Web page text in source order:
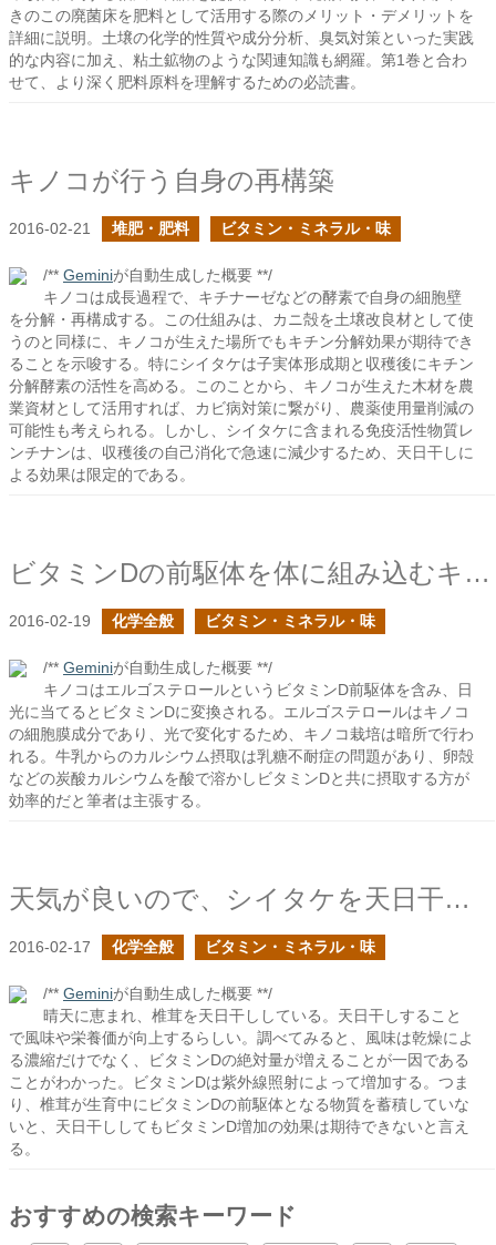
きのこの廃菌床を肥料として活用する際のメリット・デメリットを
詳細に説明。土壌の化学的性質や成分分析、臭気対策といった実践
的な内容に加え、粘土鉱物のような関連知識も網羅。第1巻と合わ
せて、より深く肥料原料を理解するための必読書。
キノコが行う自身の再構築
2016-02-21 堆肥・肥料 ビタミン・ミネラル・味
/** Geminiが自動生成した概要 **/
キノコは成長過程で、キチナーゼなどの酵素で自身の細胞壁
を分解・再構成する。この仕組みは、カニ殻を土壌改良材として使
うのと同様に、キノコが生えた場所でもキチン分解効果が期待でき
ることを示唆する。特にシイタケは子実体形成期と収穫後にキチン
分解酵素の活性を高める。このことから、キノコが生えた木材を農
業資材として活用すれば、カビ病対策に繋がり、農薬使用量削減の
可能性も考えられる。しかし、シイタケに含まれる免疫活性物質レ
ンチナンは、収穫後の自己消化で急速に減少するため、天日干しに
よる効果は限定的である。
ビタミンDの前駆体を体に組み込むキノコたち
2016-02-19 化学全般 ビタミン・ミネラル・味
/** Geminiが自動生成した概要 **/
キノコはエルゴステロールというビタミンD前駆体を含み、日
光に当てるとビタミンDに変換される。エルゴステロールはキノコ
の細胞膜成分であり、光で変化するため、キノコ栽培は暗所で行わ
れる。牛乳からのカルシウム摂取は乳糖不耐症の問題があり、卵殻
などの炭酸カルシウムを酸で溶かしビタミンDと共に摂取する方が
効率的だと筆者は主張する。
天気が良いので、シイタケを天日干しするってよ
2016-02-17 化学全般 ビタミン・ミネラル・味
/** Geminiが自動生成した概要 **/
晴天に恵まれ、椎茸を天日干ししている。天日干しすること
で風味や栄養価が向上するらしい。調べてみると、風味は乾燥によ
る濃縮だけでなく、ビタミンDの絶対量が増えることが一因である
ことがわかった。ビタミンDは紫外線照射によって増加する。つま
り、椎茸が生育中にビタミンDの前駆体となる物質を蓄積していな
いと、天日干ししてもビタミンD増加の効果は期待できないと言え
る。
おすすめの検索キーワード